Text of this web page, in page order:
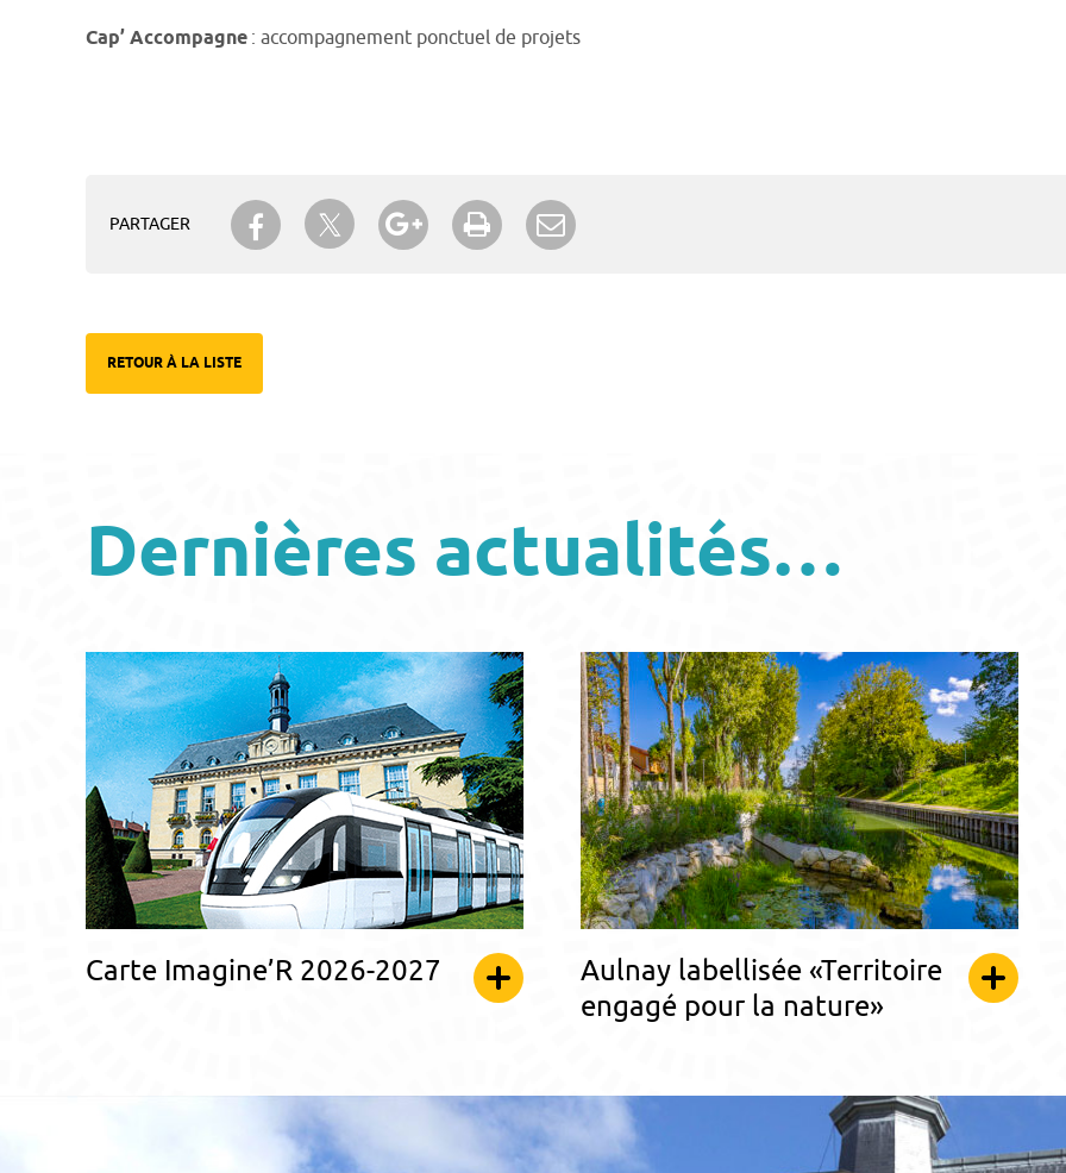
Cap’ Accompagne : accompagnement ponctuel de projets
PARTAGER
Partager sur Facebook
Partager sur TwitterPartager sur Google+
Imprimer
RETOUR À LA LISTE
Dernières actualités…
Carte Imagine’R 2026-2027
Aulnay labellisée «Territoire
engagé pour la nature»